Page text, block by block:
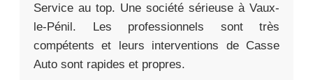
Service au top. Une société sérieuse à Vaux-
le-Pénil. Les professionnels sont très
compétents et leurs interventions de Casse
Auto sont rapides et propres.